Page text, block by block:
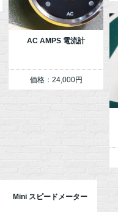
AC AMPS 電流計
価格：24,000円
Mini スピードメーター